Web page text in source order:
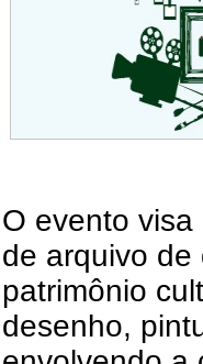
O evento visa
de arquivo de
patrimônio
desenho,